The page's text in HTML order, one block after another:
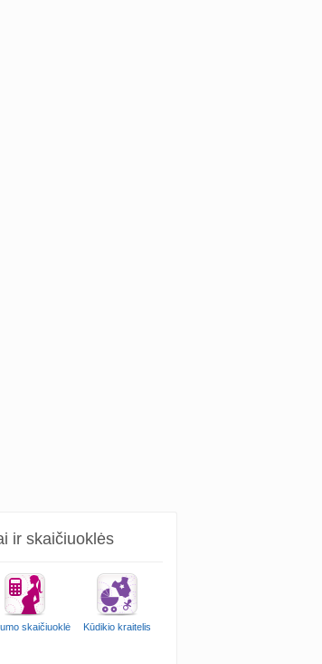
ir skaičiuoklės
skaičiuoklė Kūdikio kraitelis